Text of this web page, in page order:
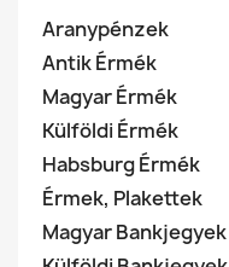
Aranypénzek
Antik Érmék
Magyar Érmék
Külföldi Érmék
Habsburg Érmék
Érmek, Plakettek
Magyar Bankjegyek